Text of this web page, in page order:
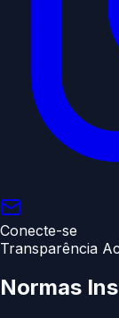
Conecte-se
Transparência
Normas